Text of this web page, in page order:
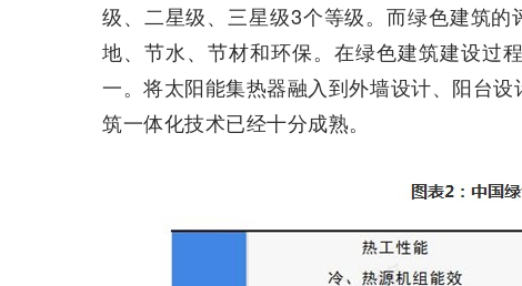
级、二星级、三星级3个等级。而绿色建筑
地、节水、节材和环保。在绿色建筑建设过
一。将太阳能集热器融入到外墙设计、阳台
筑一体化技术已经十分成熟。